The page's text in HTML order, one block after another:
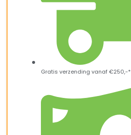
Gratis verzending vanaf €250,-*